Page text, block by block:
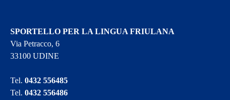
SPORTELLO PER LA LINGUA FRIULANA
Via Petracco, 6
33100 UDINE
Tel.0432 556485
Tel.0432 556486